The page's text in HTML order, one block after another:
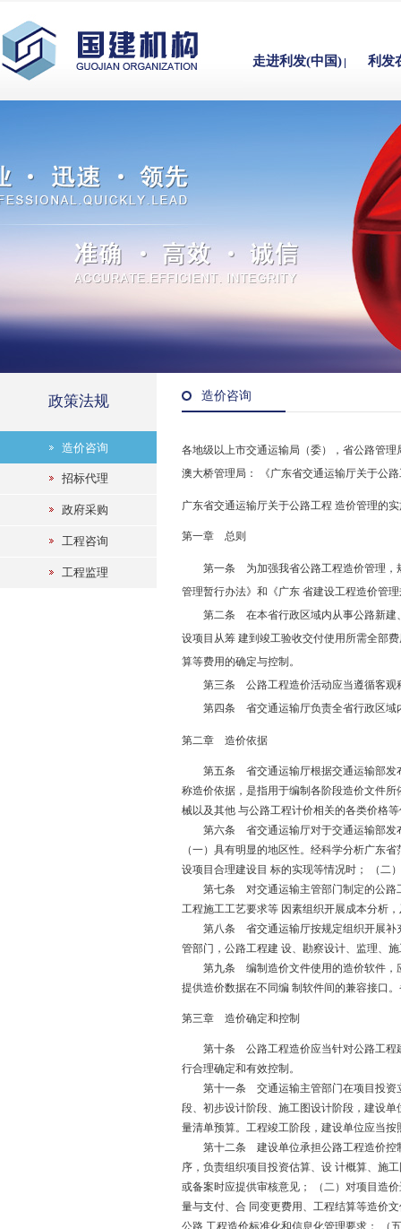
走进利发(中国) 利发
政策法规
造价咨询
招标代理
政府采购
工程咨询
工程监理
造价咨询
各地级以上市交通运输局（委），省公路管
澳大桥管理局： 《广东省交通运输厅关于公
广东省交通运输厅关于公路工程 造价管理的
第一章 总则
第一条 为加强我省公路工程造价管理，规
管理暂行办法》和《广东 省建设工程造价管
第二条 在本省行政区域内从事公路新建、
设项目从筹 建到竣工验收交付使用所需全部
算等费用的确定与控制。
第三条 公路工程造价活动应当遵循客观
第四条 省交通运输厅负责全省行政区域内
第二章 造价依据
第五条 省交通运输厅根据交通运输部发布
称造价依据，是指用于编制各阶段造价文件
械以及其他 与公路工程计价相关的各类价格
第六条 省交通运输厅对于交通运输部发布
（一）具有明显的地区性。经科学分析广东
设项目合理建设目 标的实现等情况时； （二
第七条 对交通运输主管部门制定的公路工
工程施工工艺要求等 因素组织开展成本分析
第八条 省交通运输厅按规定组织开展补充
管部门，公路工程建 设、勘察设计、监理、
第九条 编制造价文件使用的造价软件，应
提供造价数据在不同编 制软件间的兼容接口
第三章 造价确定和控制
第十条 公路工程造价应当针对公路工程建
行合理确定和有效控制。
第十一条 交通运输主管部门在项目投资立
段、初步设计阶段、施工图设计阶段，建设
量清单预算。工程竣工阶段，建设单位应当
第十二条 建设单位承担公路工程造价控制
序，负责组织项目投资估算、设 计概算、施
或备案时应提供审核意见； （二）对项目造
量与支付、合 同变更费用、工程结算等造价
公路 工程造价标准化和信息化管理要求； （